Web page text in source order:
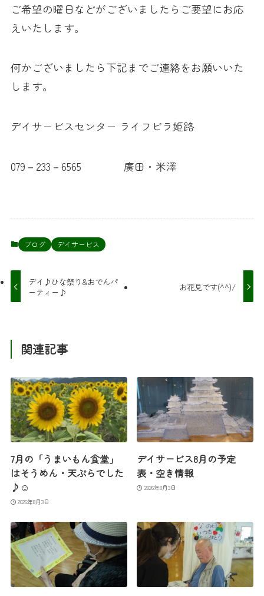
ご希望の曜日などがございましたらご要望にお応
えいたします。
何かございましたら下記までご連絡をお願いいた
します。
デイサービスセンター ライフビラ姫路
079－233－6565 廣田・米澤
ブログ デイサービス
デイ♪ひな祭り&おでんパ
ーティー♪
お花見です(^^)/
関連記事
7月の「うまいもん食堂」
はそうめん・天ぷらでした
♪☺
2026年8月3日
デイサービス8月の予定
表・空き情報
2026年8月3日